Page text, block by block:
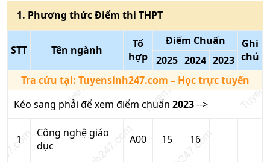
1. Phương thứcĐiểm thi THPT
STT Tên ngành
Tổ
hợp
Điểm Chuẩn
Ghi
chú
2025 2024 2023
Tra cứu tại: Tuyensinh247.com – Học trực tuyến
Kéo sang phải để xem điểm chuẩn 2023-->
1
Công nghệ giáo
dục
A00 15 16